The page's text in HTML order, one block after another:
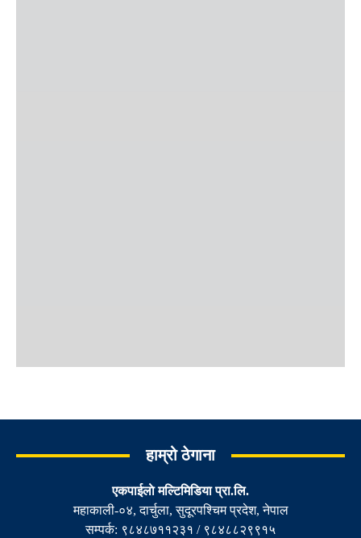
हाम्रो ठेगाना
एकपाईलाे मल्टिमिडिया प्रा.लि.
महाकाली-०४, दार्चुला, सुदूरपश्चिम प्रदेश, नेपाल
सम्पर्क: ९८४८७११२३१ / ९८४८८२९९१५